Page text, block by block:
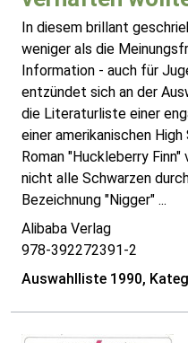
In diesem brillant
weniger als die
Information - auch für
entzündet sich an der
die Literaturliste einer
einer amerikanischen
Roman "Huckleberry
nicht alle Schwarzen
Bezeichnung "Nigger" ...
Alibaba Verlag
978-392272391-2
Auswahlliste 1990,